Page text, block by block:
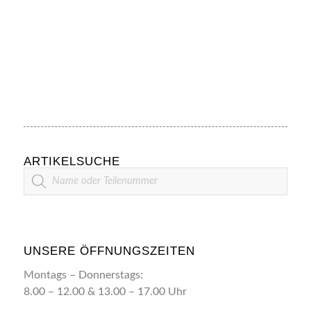
ARTIKELSUCHE
Artikelsuche
UNSERE ÖFFNUNGSZEITEN
Montags – Donnerstags:
8.00 – 12.00 & 13.00 – 17.00 Uhr